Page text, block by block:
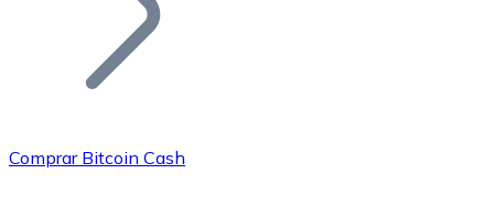
Comprar Bitcoin Cash